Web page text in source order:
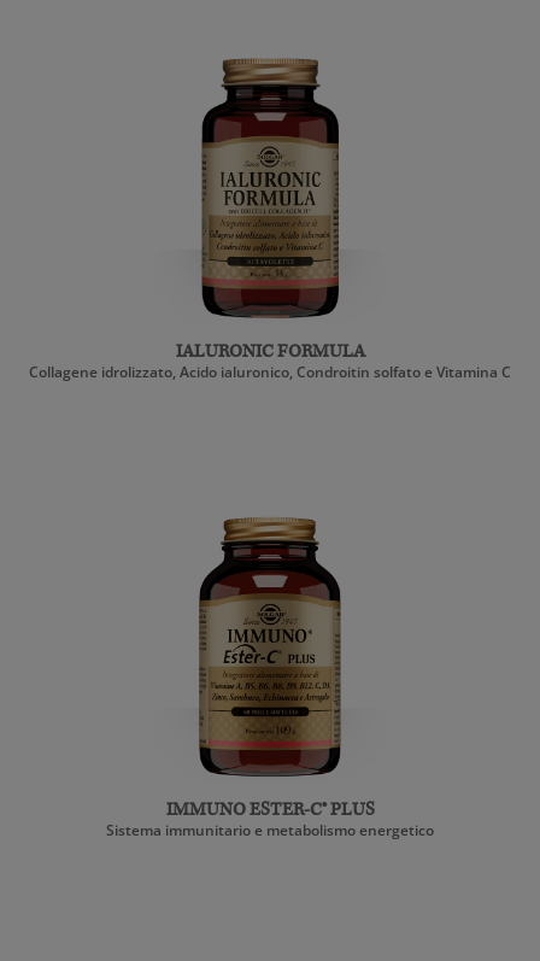
IALURONIC FORMULA
Collagene idrolizzato, Acido ialuronico, Condroitin solfato e Vitamina C
IMMUNO ESTER-C® PLUS
Sistema immunitario e metabolismo energetico